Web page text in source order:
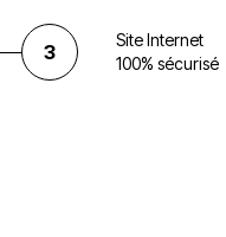
3
Site Internet
100% sécurisé